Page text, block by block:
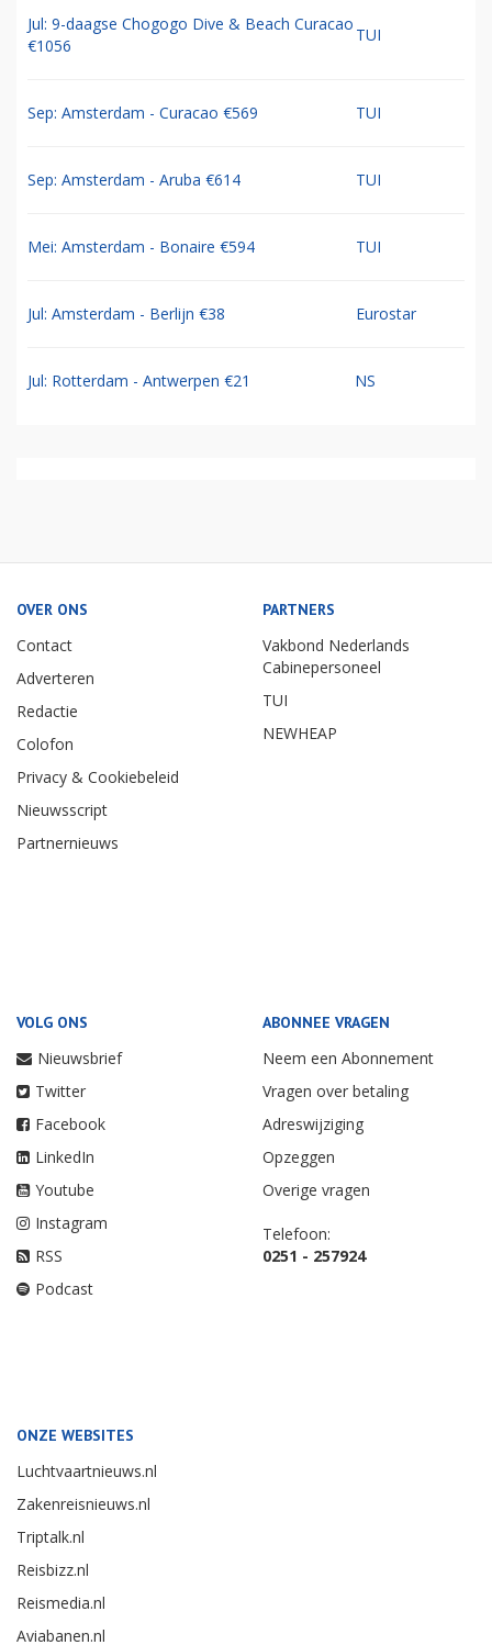
Jul: 9-daagse Chogogo Dive & Beach Curacao
€1056
TUI
Sep: Amsterdam - Curacao €569 TUI
Sep: Amsterdam - Aruba €614 TUI
Mei: Amsterdam - Bonaire €594 TUI
Jul: Amsterdam - Berlijn €38 Eurostar
Jul: Rotterdam - Antwerpen €21 NS
OVER ONS
Contact
Adverteren
Redactie
Colofon
Privacy & Cookiebeleid
Nieuwsscript
Partnernieuws
PARTNERS
Vakbond Nederlands
Cabinepersoneel
TUI
NEWHEAP
VOLG ONS
Nieuwsbrief
Twitter
Facebook
LinkedIn
Youtube
Instagram
RSS
Podcast
ABONNEE VRAGEN
Neem een Abonnement
Vragen over betaling
Adreswijziging
Opzeggen
Overige vragen
Telefoon:
0251 - 257924
ONZE WEBSITES
Luchtvaartnieuws.nl
Zakenreisnieuws.nl
Triptalk.nl
Reisbizz.nl
Reismedia.nl
Aviabanen.nl